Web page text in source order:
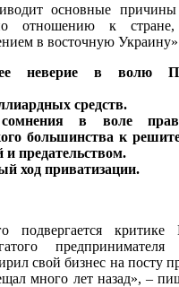
основные
отношению к стране,
в восточную
неверие в волю
средств.
в воле
большинства к
и предательством.
ход приватизации.
подвергается
предпринимателя
свой бизнес на посту
много лет назад», –